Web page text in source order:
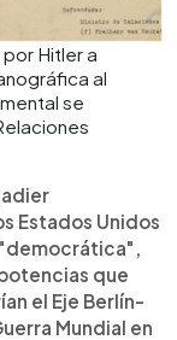
Hitler a
al
se
Estados Unidos
que
el Eje Berlín-
Mundial en